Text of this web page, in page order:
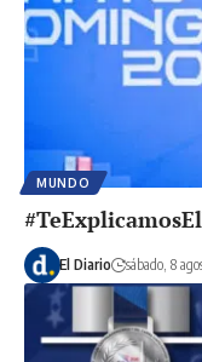
MUNDO
El Diario sábado, 8